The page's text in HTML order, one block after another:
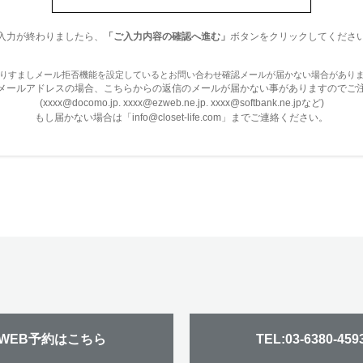
力が終わりましたら、 「ご入力内容の確認へ進む」 ボタンをクリックしてください
すましメール拒否機能を設定しているとお問い合わせ確認メールが届かない場合がありま
予約はこちら TEL:03-6380-